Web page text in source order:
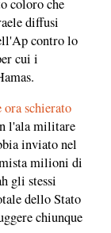
coloro che
diffusi
contro lo
cui i
ora schierato
l'ala militare
inviato nel
milioni di
gli stessi
dello Stato
chiunque